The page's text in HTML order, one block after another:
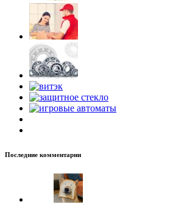
Последние комментарии